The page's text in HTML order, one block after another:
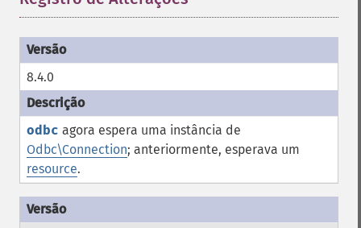
8.4.0
odbc agora espera uma instância de
Odbc\Connection; anteriormente, esperava um
resource.